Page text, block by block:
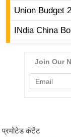
त
बॉ
ड
Union Budget
INdia China